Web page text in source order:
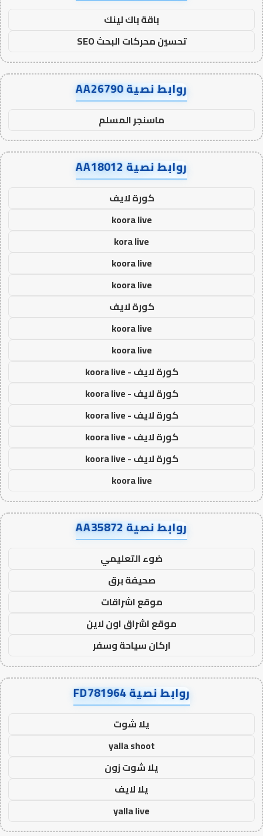
باقة باك لينك
تحسين محركات البحث SEO
روابط نصية AA26790
ماسنجر المسلم
روابط نصية AA18012
كورة لايف
koora live
kora live
koora live
koora live
كورة لايف
koora live
koora live
كورة لايف - koora live
كورة لايف - koora live
كورة لايف - koora live
كورة لايف - koora live
كورة لايف - koora live
koora live
روابط نصية AA35872
ضوء التعليمي
صحيفة برق
موقع اشراقات
موقع اشراق اون لاين
اركان سياحة وسفر
روابط نصية FD781964
يلا شوت
yalla shoot
يلا شوت زون
يلا لايف
yalla live